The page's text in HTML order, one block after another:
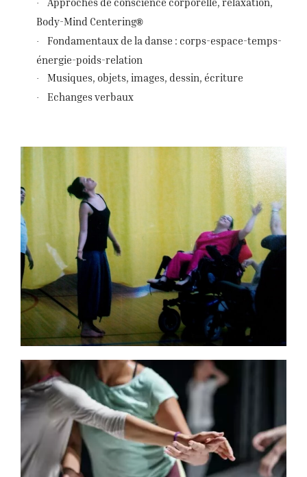
·
Body-Mind Centering®
·
Fondamentaux de la danse : corps-espace-temps-
énergie-poids-relation
· Musiques, objets, images, dessin, écriture
· Echanges verbaux